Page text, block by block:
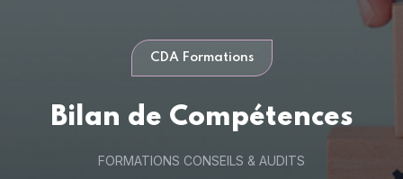
CDA Formations
Bilan de Compétences
FORMATIONS CONSEILS & AUDITS